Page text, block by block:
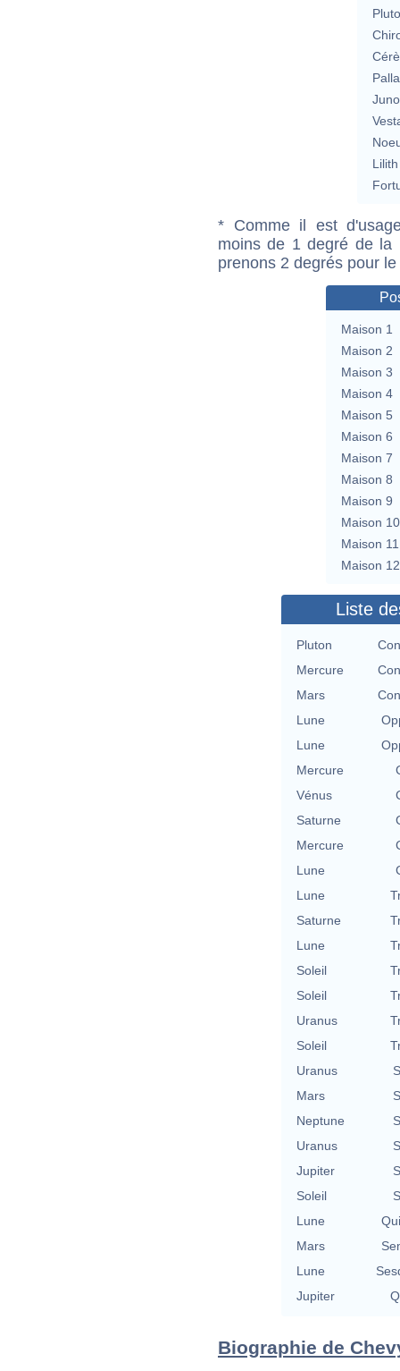
Lilith
* Comme il est
moins de 1 degré de la
prenons 2 degrés pour
Maison 1
Maison 2
Maison 3
Maison 4
Maison 5
Maison 6
Maison 7
Maison 8
Maison 9
Maison 10
Maison 11
Maison 12
Liste
Pluton
Mercure
Mars
Lune
Lune
Mercure
Vénus
Saturne
Mercure
Lune
Lune
Saturne
Lune
Soleil
Soleil
Uranus
Soleil
Uranus
Mars
Neptune
Uranus
Jupiter
Soleil
Lune
Mars
Lune
Jupiter
Biographie de